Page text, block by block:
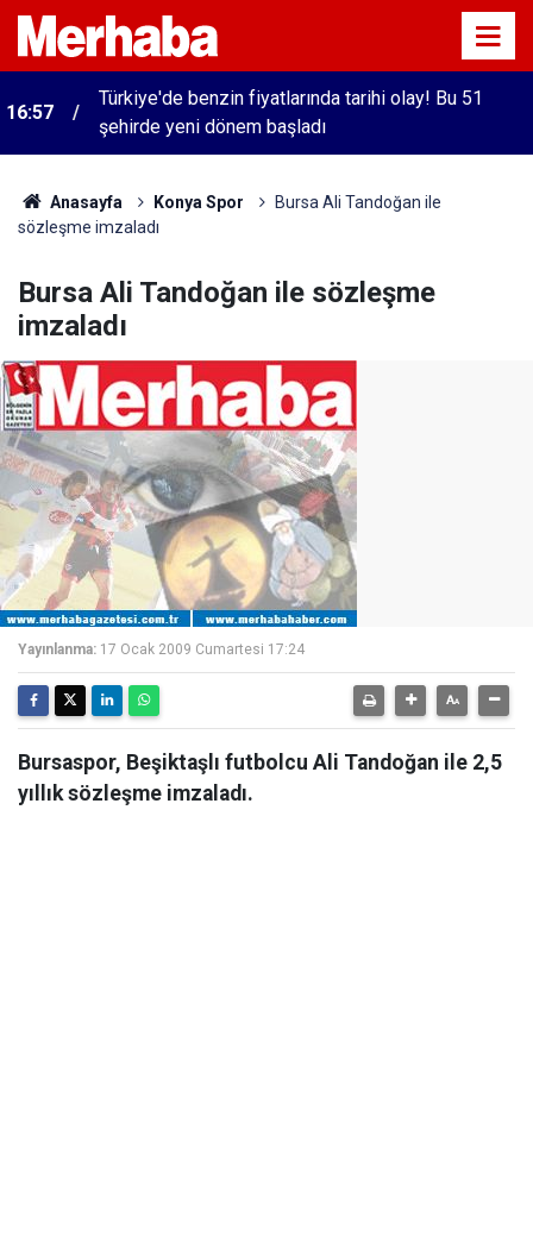
16:57
Türkiye'de benzin fiyatlarında tarihi olay! Bu 51
şehirde yeni dönem başladı
Anasayfa Konya Spor
Bursa Ali Tandoğan ile
sözleşme imzaladı
Bursa Ali Tandoğan ile sözleşme
imzaladı
Yayınlanma: 17 Ocak 2009 Cumartesi 17:24
Bursaspor, Beşiktaşlı futbolcu Ali Tandoğan ile 2,5
yıllık sözleşme imzaladı.